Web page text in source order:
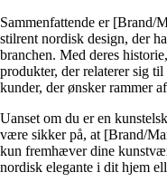
Sammenfattende er [Brand/
stilrent nordisk design, der
branchen. Med deres
produkter, der relaterer sig
kunder, der ønsker rammer
Uanset om du er en
være sikker på, at [Brand/
kun fremhæver dine
nordisk elegante i dit hjem